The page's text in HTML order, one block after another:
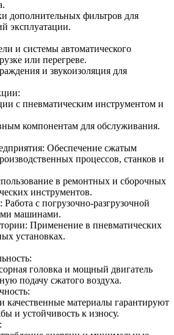
дополнительных фильтров для
эксплуатации.
и системы автоматического
или перегреве.
и звукоизоляция для
с пневматическим инструментом и
компонентам для обслуживания.
Обеспечение сжатым
процессов, станков и
в ремонтных и сборочных
инструментов.
с погрузочно-разгрузочной
машинами.
Применение в пневматических
установках.
головка и мощный двигатель
подачу сжатого воздуха.
качественные материалы гарантируют
и устойчивость к износу.